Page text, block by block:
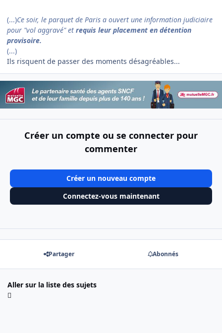
(...)Ce soir, le parquet de Paris a ouvert une information judiciaire
pour "vol aggravé" et requis leur placement en détention
provisoire.
(...)
Ils risquent de passer des moments désagréables...
Créer un compte ou se connecter pour
commenter
Créer un nouveau compte
Connectez-vous maintenant
Partager Abonnés
Aller sur la liste des sujets